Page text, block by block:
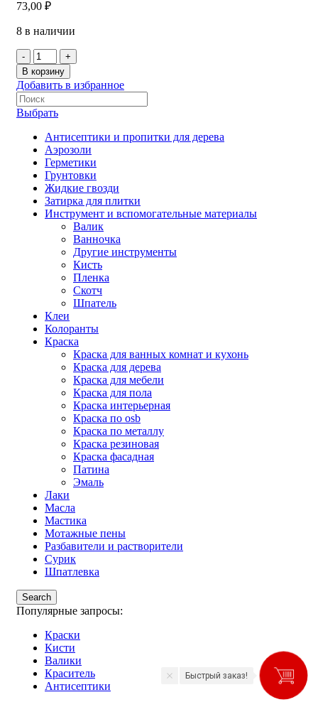
73,00 ₽
8 в наличии
В корзину
Добавить в избранное
Выбрать
Антисептики и пропитки для дерева
Аэрозоли
Герметики
Грунтовки
Жидкие гвозди
Затирка для плитки
Инструмент и вспомогательные материалы
Валик
Ванночка
Другие инструменты
Кисть
Пленка
Скотч
Шпатель
Клеи
Колоранты
Краска
Краска для ванных комнат и кухонь
Краска для дерева
Краска для мебели
Краска для пола
Краска интерьерная
Краска по osb
Краска по металлу
Краска резиновая
Краска фасадная
Патина
Эмаль
Лаки
Масла
Мастика
Мотажные пены
Разбавители и растворители
Сурик
Шпатлевка
Search
Популярные запросы:
Краски
Кисти
Валики
Краситель
Антисептики
Быстрый заказ!